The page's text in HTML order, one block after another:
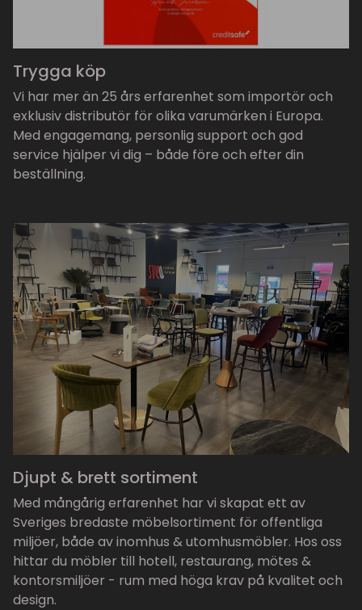
Trygga köp
Vi har mer än 25 års erfarenhet som importör och
exklusiv distributör för olika varumärken i Europa.
Med engagemang, personlig support och god
service hjälper vi dig – både före och efter din
beställning.
Djupt & brett sortiment
Med mångårig erfarenhet har vi skapat ett av
Sveriges bredaste möbelsortiment för offentliga
miljöer, både av inomhus & utomhusmöbler. Hos oss
hittar du möbler till hotell, restaurang, mötes &
kontorsmiljöer - rum med höga krav på kvalitet och
design.